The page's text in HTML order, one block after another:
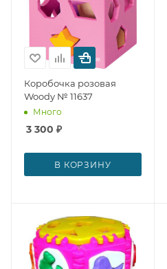
Коробочка розовая
Woody № 11637
Много
3 300 ₽
В КОРЗИНУ